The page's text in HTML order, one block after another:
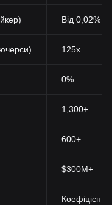
Від 0,02%
125x
0%
1,300+
600+
$300M+
Коефіцієнт